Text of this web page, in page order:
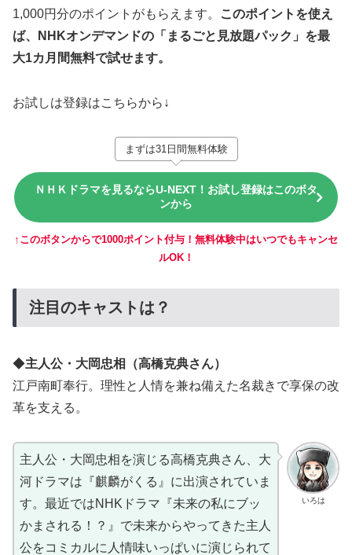
1,000円分のポイントがもらえます。
このポイントを使え
ば、NHKオンデマンドの「まるごと見放題パック」を最
大1カ月間無料で試せます。
お試しは登録はこちらから↓
まずは31日間無料体験
ＮＨＫドラマを見るならU-NEXT！お試し登録はこのボタ
ンから
↑このボタンからで1000ポイント付与！無料体験中はいつでもキャンセ
ルOK！
注目のキャストは？
◆主人公・大岡忠相（高橋克典さん）
江戸南町奉行。理性と人情を兼ね備えた名裁きで享保の改
革を支える。
いろは
主人公・大岡忠相を演じる高橋克典さん、大
河ドラマは『麒麟がくる』に出演されていま
す。最近ではNHKドラマ『未来の私にブッ
かまされる！？』で未来からやってきた主人
公をコミカルに人情味いっぱいに演じられて